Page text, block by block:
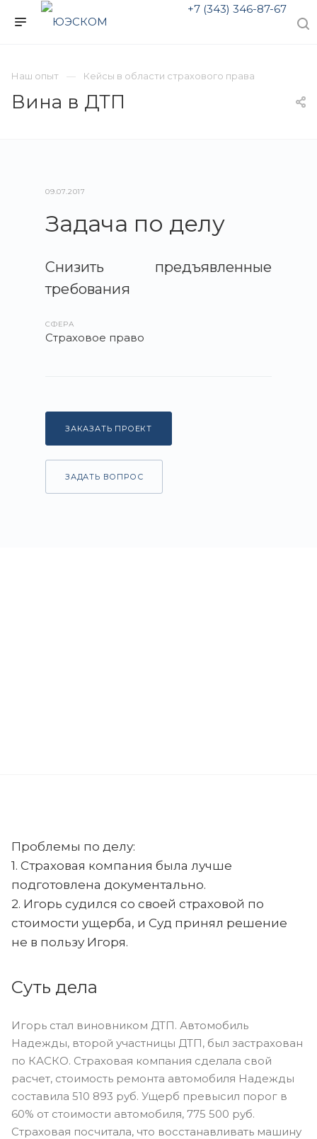
+7 (343) 346-87-67
Наш опыт Кейсы в области страхового права
Вина в ДТП
09.07.2017
Задача по делу
Снизить предъявленные
требования
СФЕРА
Страховое право
ЗАКАЗАТЬ ПРОЕКТ
ЗАДАТЬ ВОПРОС
Проблемы по делу:
1. Страховая компания была лучше
подготовлена документально.
2. Игорь судился со своей страховой по
стоимости ущерба, и Суд принял решение
не в пользу Игоря.
Суть дела
Игорь стал виновником ДТП. Автомобиль
Надежды, второй участницы ДТП, был застрахован
по КАСКО. Страховая компания сделала свой
расчет, стоимость ремонта автомобиля Надежды
составила 510 893 руб. Ущерб превысил порог в
60% от стоимости автомобиля, 775 500 руб.
Страховая посчитала, что восстанавливать машину